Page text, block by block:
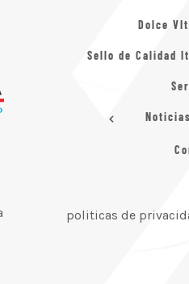
Dolce
Sello de Calidad
politicas de